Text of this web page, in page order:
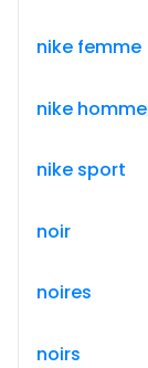
nike femme
nike homme
nike sport
noir
noires
noirs